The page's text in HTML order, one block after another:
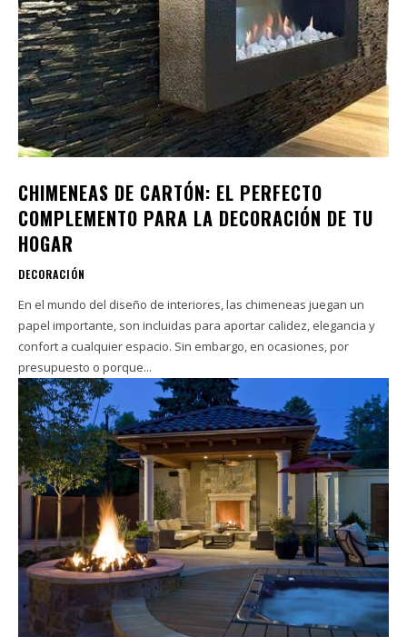
CHIMENEAS DE CARTÓN: EL PERFECTO
COMPLEMENTO PARA LA DECORACIÓN DE TU
HOGAR
DECORACIÓN
En el mundo del diseño de interiores, las chimeneas juegan un
papel importante, son incluidas para aportar calidez, elegancia y
confort a cualquier espacio. Sin embargo, en ocasiones, por
presupuesto o porque...